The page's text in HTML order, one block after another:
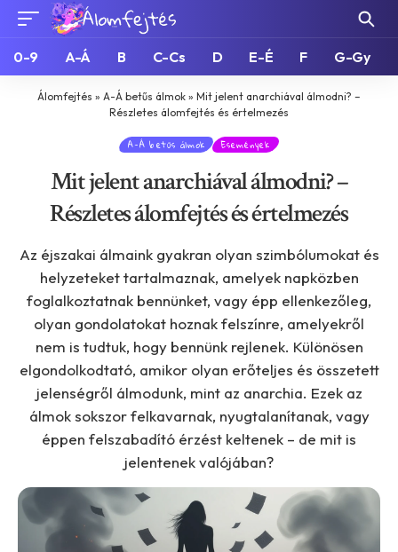
0-9 A-Á B C-Cs D E-É F G-Gy
Álomfejtés » A-Á betűs álmok » Mit jelent anarchiával álmodni? –
Részletes álomfejtés és értelmezés
A-Á betűs álmok Események
Mit jelent anarchiával álmodni? –
Részletes álomfejtés és értelmezés
Az éjszakai álmaink gyakran olyan szimbólumokat és
helyzeteket tartalmaznak, amelyek napközben
foglalkoztatnak bennünket, vagy épp ellenkezőleg,
olyan gondolatokat hoznak felszínre, amelyekről
nem is tudtuk, hogy bennünk rejlenek. Különösen
elgondolkodtató, amikor olyan erőteljes és összetett
jelenségről álmodunk, mint az anarchia. Ezek az
álmok sokszor felkavarnak, nyugtalanítanak, vagy
éppen felszabadító érzést keltenek – de mit is
jelentenek valójában?